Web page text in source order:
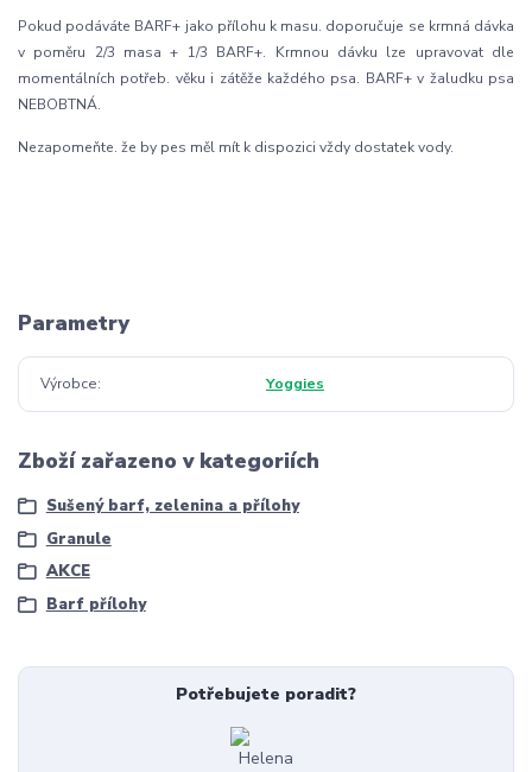
Pokud podáváte BARF+ jako přílohu k masu. doporučuje se krmná dávka
v poměru 2/3 masa + 1/3 BARF+. Krmnou dávku lze upravovat dle
momentálních potřeb. věku i zátěže každého psa. BARF+ v žaludku psa
NEBOBTNÁ.
Nezapomeňte. že by pes měl mít k dispozici vždy dostatek vody.
Parametry
Výrobce Yoggies
Zboží zařazeno v kategoriích
Sušený barf, zelenina a přílohy
Granule
AKCE
Barf přílohy
Potřebujete poradit?